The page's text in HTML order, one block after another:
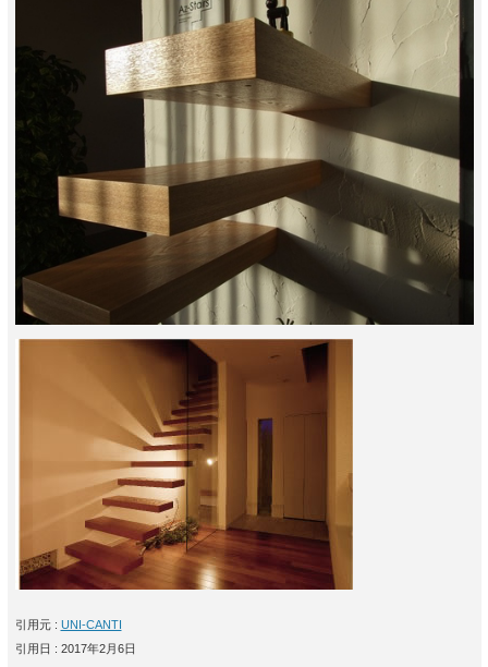
引用元 : UNI-CANTI
引用日 : 2017年2月6日